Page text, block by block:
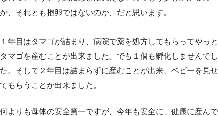
か、それとも抱卵ではないのか、だと思います。
１年目はタマゴが詰まり、病院で薬を処方してもらってやっと
タマゴを産むことが出来ました。でも１個も孵化しませんでし
た。そして２年目は詰まらずに産むことが出来、ベビーを見せ
てもらうことが出来ました。
何よりも母体の安全第一ですが、今年も安全に、健康に産んで